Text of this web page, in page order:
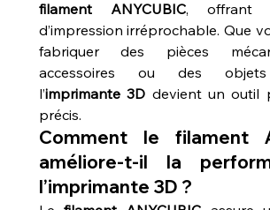
filament ANYCUBIC, offrant
d’impression irréprochable. Que
fabriquer des pièces
accessoires ou des objets
l’imprimante 3D devient un outil
précis.
Comment le filament
améliore-t-il la
l’imprimante 3D ?